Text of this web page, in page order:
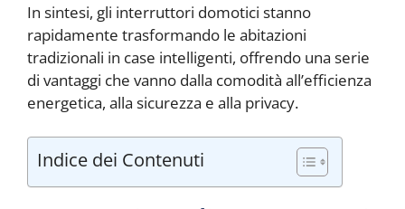
In sintesi, gli interruttori domotici stanno
rapidamente trasformando le abitazioni
tradizionali in case intelligenti, offrendo una serie
di vantaggi che vanno dalla comodità all’efficienza
energetica, alla sicurezza e alla privacy.
Indice dei Contenuti